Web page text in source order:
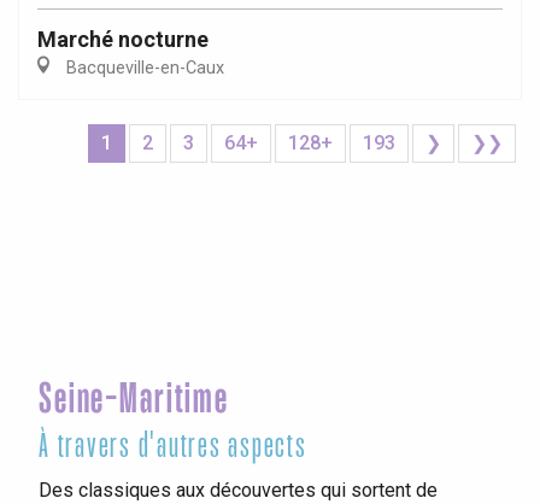
Marché nocturne
Bacqueville-en-Caux
1 2 3 64+ 128+ 193 ❯ ❯❯
Seine-Maritime
À travers d'autres aspects
Des classiques aux découvertes qui sortent de